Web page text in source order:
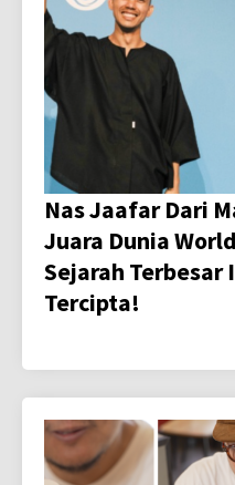
Nas Jaafar Dari
Juara Dunia
Sejarah
Tercipta!